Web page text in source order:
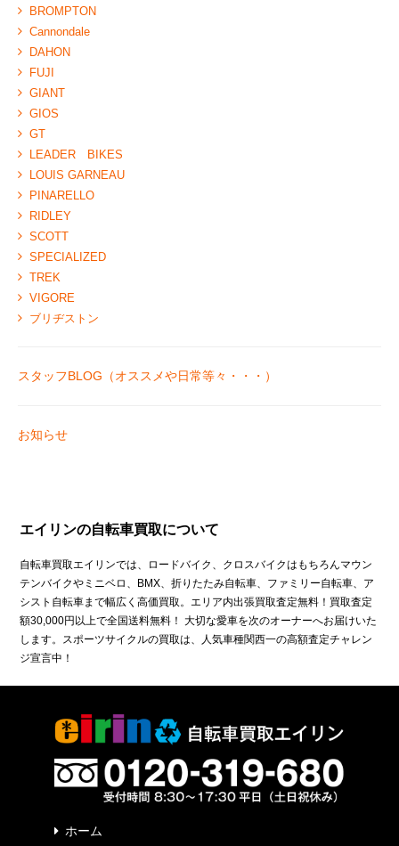
BROMPTON
Cannondale
DAHON
FUJI
GIANT
GIOS
GT
LEADER BIKES
LOUIS GARNEAU
PINARELLO
RIDLEY
SCOTT
SPECIALIZED
TREK
VIGORE
ブリヂストン
スタッフBLOG（オススメや日常等々・・・）
お知らせ
エイリンの自転車買取について
自転車買取エイリンでは、ロードバイク、クロスバイクはもちろんマウン
テンバイクやミニベロ、BMX、折りたたみ自転車、ファミリー自転車、ア
シスト自転車まで幅広く高価買取。エリア内出張買取査定無料！買取査定
額30,000円以上で全国送料無料！ 大切な愛車を次のオーナーへお届けいた
します。スポーツサイクルの買取は、人気車種関西一の高額査定チャレン
ジ宣言中！
ホーム